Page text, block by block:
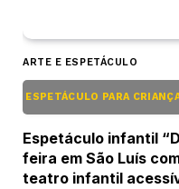
ARTE E ESPETÁCULO
ESPETÁCULO PARA
Espetáculo infantil
feira em São Luís
teatro infantil